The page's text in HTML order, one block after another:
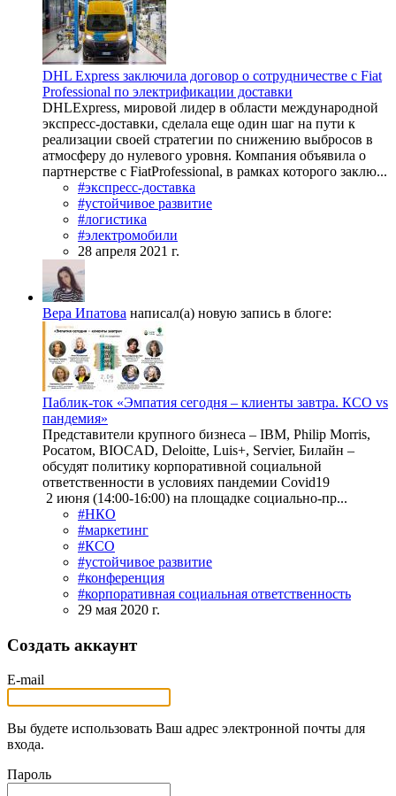
DHL Express заключила договор о сотрудничестве с Fiat
Professional по электрификации доставки
DHLExpress, мировой лидер в области международной
экспресс-доставки, сделала еще один шаг на пути к
реализации своей стратегии по снижению выбросов в
атмосферу до нулевого уровня. Компания объявила о
партнерстве с FiatProfessional, в рамках которого заклю...
#экспресс-доставка
#устойчивое развитие
#логистика
#электромобили
28 апреля 2021 г.
Вера Ипатова написал(а) новую запись в блоге:
Паблик-ток «Эмпатия сегодня – клиенты завтра. КСО vs
пандемия»
Представители крупного бизнеса – IBM, Philip Morris,
Росатом, BIOCAD, Deloitte, Luis+, Servier, Билайн –
обсудят политику корпоративной социальной
ответственности в условиях пандемии Covid19
2 июня (14:00-16:00) на площадке социально-пр...
#НКО
#маркетинг
#КСО
#устойчивое развитие
#конференция
#корпоративная социальная ответственность
29 мая 2020 г.
Создать аккаунт
E-mail
Вы будете использовать Ваш адрес электронной почты для
входа.
Пароль